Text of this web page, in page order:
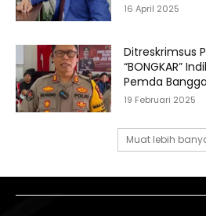
16 April 2025
Ditreskrimsus
“BONGKAR”
Pemda
19 Februari 2025
Muat lebih